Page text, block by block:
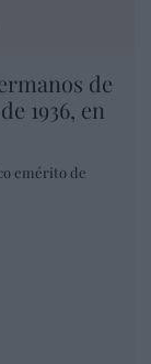
de
1936, en
emérito de